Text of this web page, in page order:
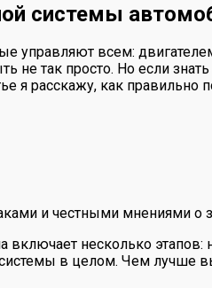
системы
управляют всем:
не так просто. Но если
я расскажу, как правильно
и честными мнениями о
включает несколько
в целом. Чем лучше